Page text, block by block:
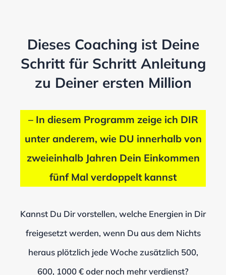
Dieses Coaching ist Deine
Schritt für Schritt Anleitung
zu Deiner ersten Million
– In diesem Programm zeige ich DIR
unter anderem, wie DU innerhalb von
zweieinhalb Jahren Dein Einkommen
fünf Mal verdoppelt kannst
Kannst Du Dir vorstellen, welche Energien in Dir
freigesetzt werden, wenn Du aus dem Nichts
heraus plötzlich jede Woche zusätzlich 500,
600, 1000 € oder noch mehr verdienst?